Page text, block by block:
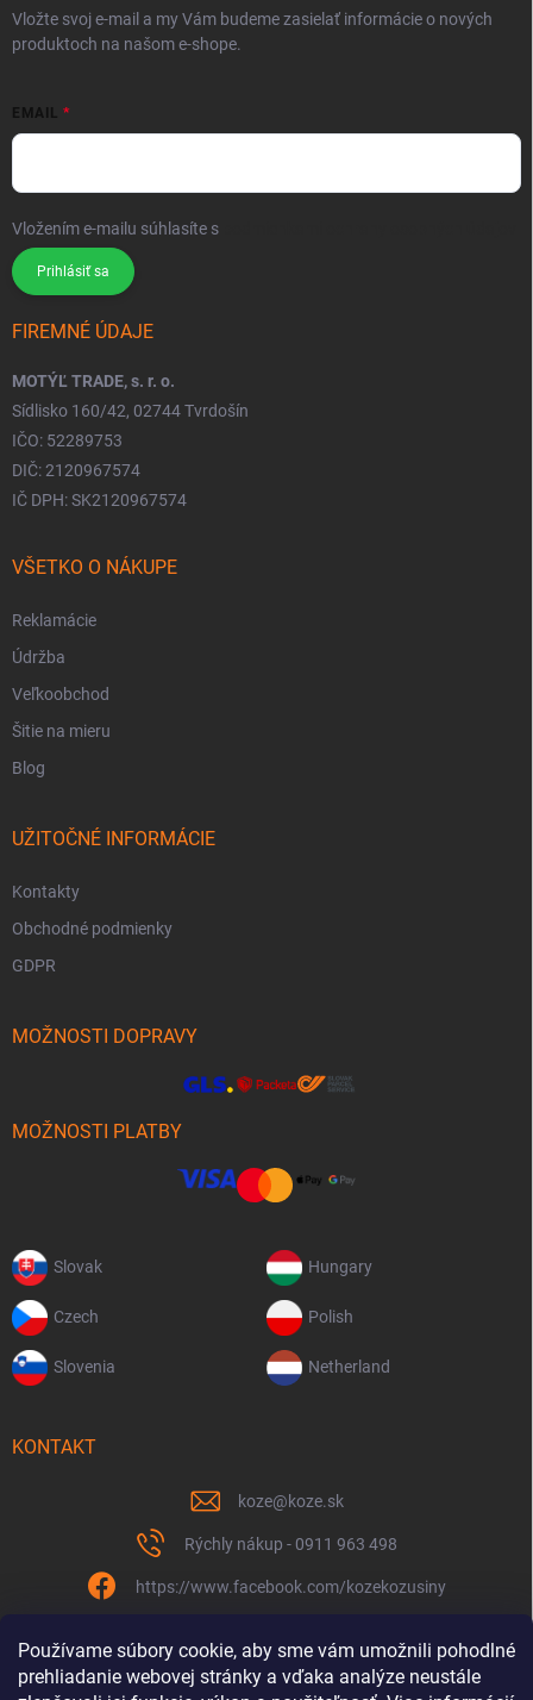
Používame súbory cookie, aby sme vám umožnili pohodlné
prehliadanie webovej stránky a vďaka analýze neustále
Vložte svoj e-mail a my Vám budeme zasielať informácie o nových
produktoch na našom e-shope.
EMAIL
Vložením e-mailu súhlasíte s
Prihlásiť sa
FIREMNÉ ÚDAJE
MOTÝĽ TRADE, s. r. o.
Sídlisko 160/42, 02744 Tvrdošín
IČO: 52289753
DIČ: 2120967574
IČ DPH: SK2120967574
VŠETKO O NÁKUPE
Reklamácie
Údržba
Veľkoobchod
Šitie na mieru
Blog
UŽITOČNÉ INFORMÁCIE
Kontakty
Obchodné podmienky
GDPR
MOŽNOSTI DOPRAVY
MOŽNOSTI PLATBY
Slovak Hungary
Czech Polish
Slovenia Netherland
KONTAKT
koze@koze.sk
Rýchly nákup - 0911 963 498
https://www.facebook.com/kozekozusiny